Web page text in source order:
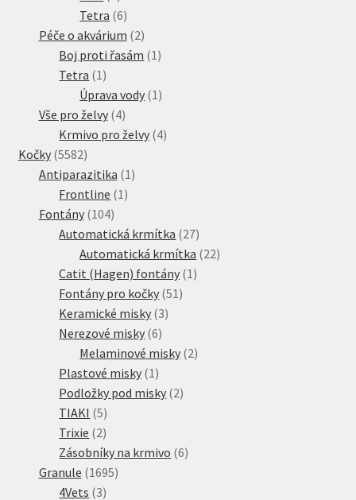
produkty
Tetra 66
produktů
Péče o akvárium 22
produkty
Boj proti řasám 1 1
Tetra 1 1
produkt
Úprava vody 1 1
Vše pro želvy 44
produkty
Krmivo pro želvy 44
Kočky 55825582
produktů
Antiparazitika 1 1
Frontline 1 1
Fontány 104104
produktů
Automatická krmítka 2727
produktů
Automatická krmítka 2222
Catit (Hagen) fontány 1 1
Fontány pro kočky 51 51
Keramické misky 33
Nerezové misky 66
produktů
Melaminové misky 22
Plastové misky 1 1
produkt
Podložky pod misky 22
TIAKI 55
produktů
Trixie 22
produkty
Zásobníky na krmivo 66
Granule 16951695
4Vets 33